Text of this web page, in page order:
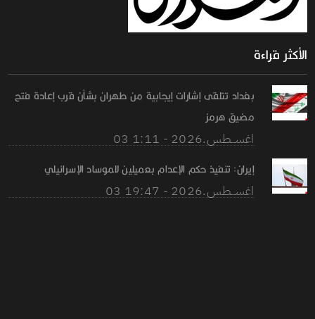
الأكثر قراءة
بغداد تتلقى إشارات إيجابية من طهران بشأن قرب إعادة فتح
مضيق هرمز
03 اغســطس.2026 - 1:11
إيران: تنفيذ حكم الإعدام بعميلين للموساد الإسرائيلي
03 اغســطس.2026 - 19:47